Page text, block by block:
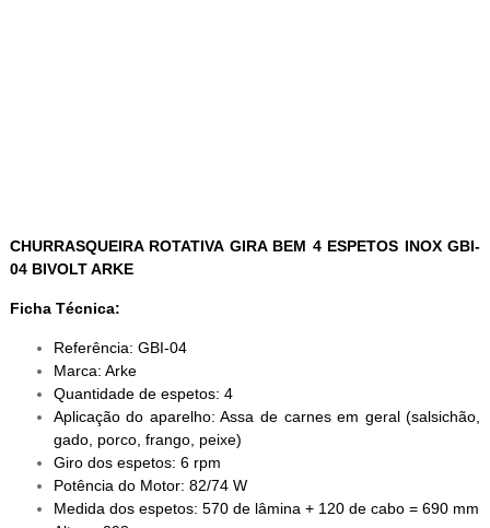
CHURRASQUEIRA ROTATIVA GIRA BEM 4 ESPETOS INOX GBI-
04 BIVOLT ARKE
Ficha Técnica:
Referência: GBI-04
Marca: Arke
Quantidade de espetos: 4
Aplicação do aparelho: Assa de carnes em geral (salsichão,
gado, porco, frango, peixe)
Giro dos espetos: 6 rpm
Potência do Motor: 82/74 W
Medida dos espetos: 570 de lâmina + 120 de cabo = 690 mm